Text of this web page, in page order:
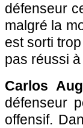
défenseur
malgré la
est sorti
pas réussi
Carlos
défenseur
offensif.